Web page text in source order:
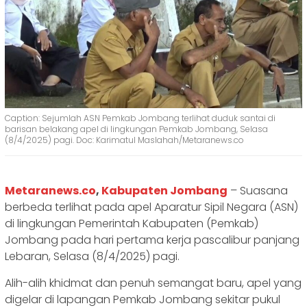
Caption: Sejumlah ASN Pemkab Jombang terlihat duduk santai di
barisan belakang apel di lingkungan Pemkab Jombang, Selasa
(8/4/2025) pagi. Doc: Karimatul Maslahah/Metaranews.co
Metaranews.co, Kabupaten Jombang – Suasana
berbeda terlihat pada apel Aparatur Sipil Negara (ASN)
di lingkungan Pemerintah Kabupaten (Pemkab)
Jombang pada hari pertama kerja pascalibur panjang
Lebaran, Selasa (8/4/2025) pagi.
Alih-alih khidmat dan penuh semangat baru, apel yang
digelar di lapangan Pemkab Jombang sekitar pukul